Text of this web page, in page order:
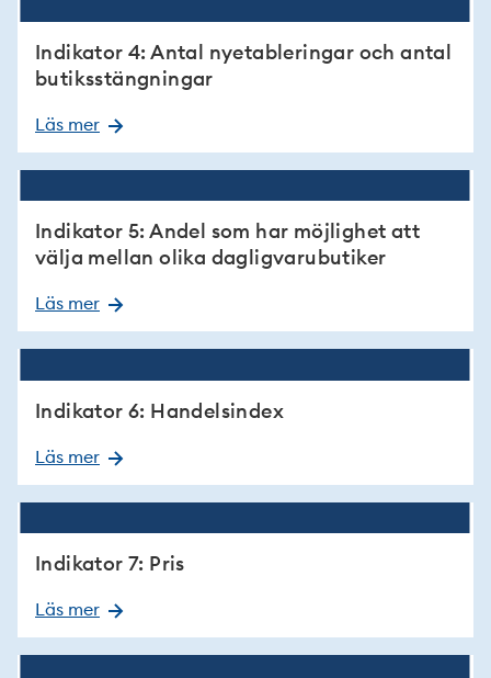
Indikator 4: Antal nyetableringar och antal
butiksstängningar
Läs mer
Indikator 5: Andel som har möjlighet att
välja mellan olika dagligvarubutiker
Läs mer
Indikator 6: Handelsindex
Läs mer
Indikator 7: Pris
Läs mer